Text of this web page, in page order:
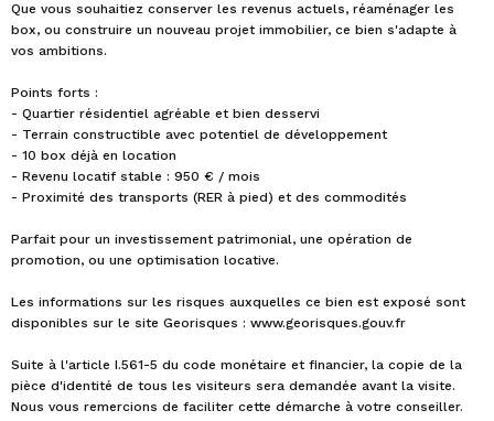
Que vous souhaitiez conserver les revenus actuels, réaménager les
box, ou construire un nouveau projet immobilier, ce bien s'adapte à
vos ambitions.
Points forts :
- Quartier résidentiel agréable et bien desservi
- Terrain constructible avec potentiel de développement
- 10 box déjà en location
- Revenu locatif stable : 950 € / mois
- Proximité des transports (RER à pied) et des commodités
Parfait pour un investissement patrimonial, une opération de
promotion, ou une optimisation locative.
Les informations sur les risques auxquelles ce bien est exposé sont
disponibles sur le site Georisques : www.georisques.gouv.fr
Suite à l'article I.561-5 du code monétaire et financier, la copie de la
pièce d'identité de tous les visiteurs sera demandée avant la visite.
Nous vous remercions de faciliter cette démarche à votre conseiller.